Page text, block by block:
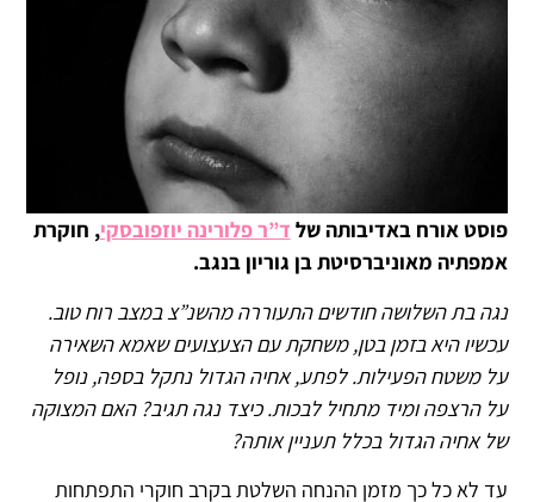
פוסט אורח באדיבותה של ד”ר פלורינה יוזפובסקי, חוקרת
אמפתיה מאוניברסיטת בן גוריון בנגב.
נגה בת השלושה חודשים התעוררה מהשנ”צ במצב רוח טוב.
עכשיו היא בזמן בטן, משחקת עם הצעצועים שאמא השאירה
על משטח הפעילות. לפתע, אחיה הגדול נתקל בספה, נופל
על הרצפה ומיד מתחיל לבכות. כיצד נגה תגיב? האם המצוקה
של אחיה הגדול בכלל תעניין אותה?
עד לא כל כך מזמן ההנחה השלטת בקרב חוקרי התפתחות